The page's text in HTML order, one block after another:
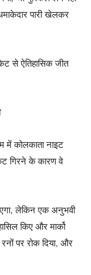
पारी खेलकर
से ऐतिहासिक जीत
में कोलकाता नाइट
गिरने के कारण वे
लेकिन एक अनुभवी
किए और मार्को
पर रोक दिया, और